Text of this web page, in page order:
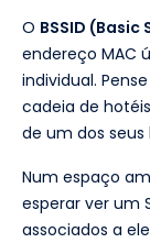
O BSSID
endereço MAC
individual.
cadeia de
de um dos seus
Num espaço
esperar ver um
associados a